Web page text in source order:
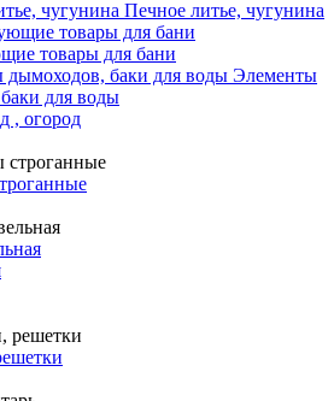
Печное литье, чугунина
товары для бани
Элементы
для воды
, огород